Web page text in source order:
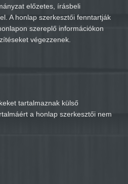
előzetes, írásbeli
A honlap szerkesztői fenntartják
szereplő információkon
végezzenek.
tartalmaznak külső
a honlap szerkesztői nem